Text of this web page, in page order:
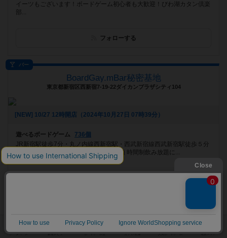
イーツもございます！ボードゲーム初心者も大歓迎！びわ湖カタン倶楽
部...
フォローする
バー
BoardGay.mBar秘密基地
東京都新宿区西新宿7-19-22ダイカンプラザシティ104
[NEW] 10/27 12時開店（2024年10月27日 07時39分）
遊べるボードゲーム
736個
JR新宿駅徒歩7分・丸ノ内線西新宿駅・西武新宿線西武新宿駅徒歩５分
ボードゲーム:ジャンル別配置・650種類 時間制飲み放題に...
ボードゲームショップ＆カフェ クエスチョン
埼玉県さいたま市中央区上落合2-3-5 アルーサB館